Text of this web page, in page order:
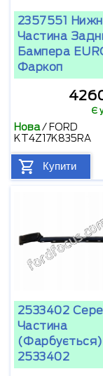
2357551
Частина
Бампера
Фаркоп
Є
Нова/ FORD
KT4Z17K835RA
Купити
2533402
Частина
(фарбується)
2533402